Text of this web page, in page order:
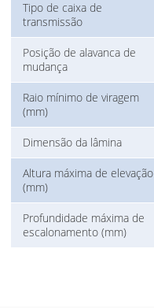
Tipo de caixa de
transmissão
Posição de alavanca de
mudança
Raio mínimo de viragem
(mm)
Dimensão da lâmina
Altura máxima de elevação
(mm)
Profundidade máxima de
escalonamento (mm)